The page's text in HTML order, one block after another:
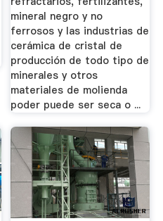
mineral negro y no
ferrosos y las industrias de
cerámica de cristal de
producción de todo tipo de
minerales y otros
materiales de molienda
poder puede ser seca o ...